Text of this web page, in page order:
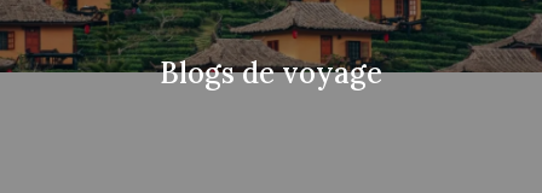
Blogs de voyage